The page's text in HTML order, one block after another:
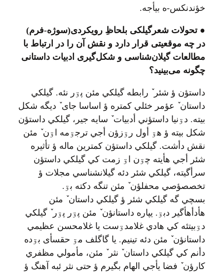
خؤندنکس-ه بيأجه.
● تحولات شعرگیلکی بلحاظِ رویکردی(سوژه-فرم)
در چه موقعیتی قرار دارد و نقش آن را در ارتباط با
مطالعات گیلان‌شناسی و شکل‌گیری ادبیات داستانی
چگونه می‌بینید؟
داستؤن ؤ شئر ٚ رابطه گيلکي مئن پۊر نئه. گيلکي
داستان ٚ عؤمر خئلي کمتره ؤ اساسا جای ٚ ديگه شکل
بيته. دۊنيا داستؤني أدبيات ٚ سايه جير، گيلکي داستؤن
شکل بيته ؤ هۊ أول رۊزؤن أجي ترجۊمه اۊن ٚ مئن
نقش دأشت. گيلکي داستؤن کمترين ماله ؤ تأثيره
شئر أجي هأيته چۊن اۊ زمت کي گيلکي داستؤن
سرأگيته، گيلکي شئر دئه گيلانشناسي مجلات ؤ
تخصصؤصي محفلؤن ٚ مئن تنگه دکته بۊ.
بسچي گه گيلکي شئر ؤ گيلکي داستان ٚ مئن
هأدأهأگير دبۊ. يپاره داستانؤن ٚ مئن پۊر پۊر ٚ گيلکي
دۊبيتئه کي هادي غلامدۊست يا غلامحسن عظيمي
داستانؤن ٚ مئن دئه تينيم. يا گاگلف مۊ حقسأی بۊده
دأنم کي گيلکي داستان ٚ نثر ٚ مئن، مأمولي مظفري
کارؤن ٚ فضا يأجي الهام بگيرم ؤ حتی نثر ئبه آهنگ ؤ